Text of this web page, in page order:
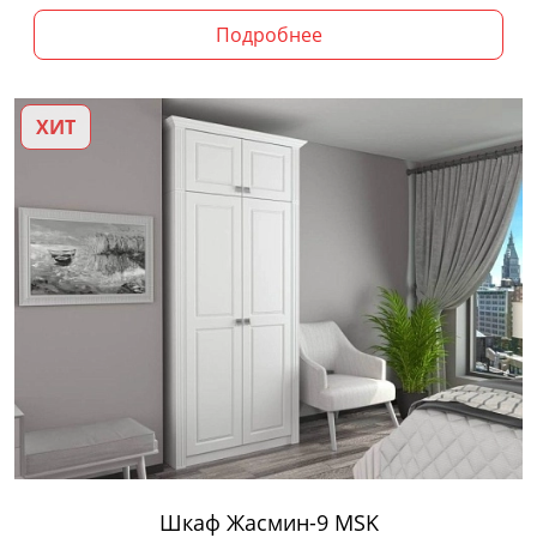
Подробнее
ХИТ
Шкаф Жасмин-9 MSK